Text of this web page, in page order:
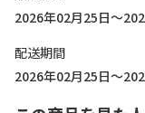
2026年02月25日～
配送期間
2026年02月25日～